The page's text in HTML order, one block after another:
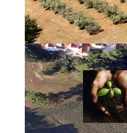
MITOMED+
WINTERMED
CASTWATER
INHERIT
CONSUMLESS PLUS
IstraOILFest
ARHIVA PROJEKATA
IstraECOinclusive
Izdavačka djelatnost
Izbor u znanstvena zvanja
Dokumenti
Statut